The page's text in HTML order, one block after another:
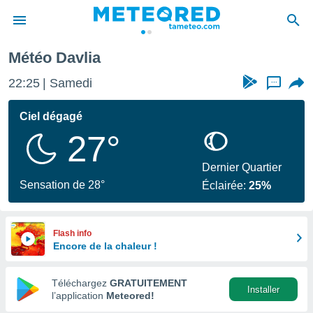
de
en
Météo Davlia
22:25 Samedi ...
Ciel dégagé
27°
Sensation de 28°
Dernier Quartier
Éclairée:25%
Flash info
Encore de la chaleur !
Téléchargez GRATUITEMENT
l’application Meteored!
Installer